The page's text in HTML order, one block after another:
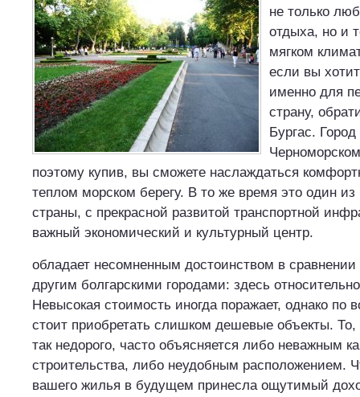
не только
отдыха, но и
мягком
если вы
именно для
страну,
Бургас.
поэтому купив, вы сможете наслаждаться
теплом морском берегу. В то же время это один из
страны, с прекрасной развитой транспортной
важный экономический и культурный центр.
обладает несомненным достоинством в
другим болгарскими городами: здесь
Невысокая стоимость иногда поражает, однако по
стоит приобретать слишком дешевые объекты. То,
так недорого, часто объясняется либо неважным
строительства, либо неудобным расположением.
вашего жилья в будущем принесла ощутимый